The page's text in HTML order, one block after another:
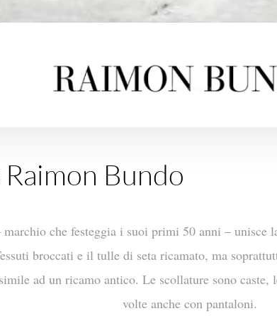
Bundo
che festeggia i suoi primi 50 anni – unisce
broccati e il tulle di seta ricamato, ma
ad un ricamo antico. Le scollature sono
volte anche con pantaloni.